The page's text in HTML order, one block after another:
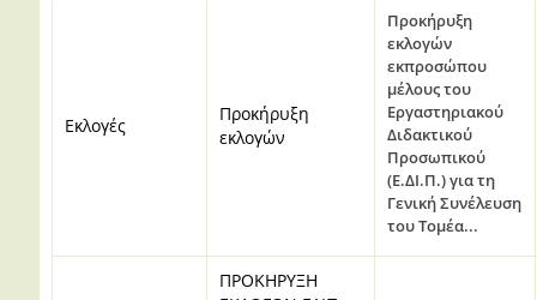
Εκλογές
Προκήρυξη
εκλογών
Προκήρυξη
εκλογών
εκπροσώπου
μέλους του
Εργαστηριακού
Διδακτικού
Προσωπικού
(Ε.ΔΙ.Π.)για τη
Γενική Συνέλευση
τουΤομέα...
ΠΡΟΚΗΡΥΞΗ